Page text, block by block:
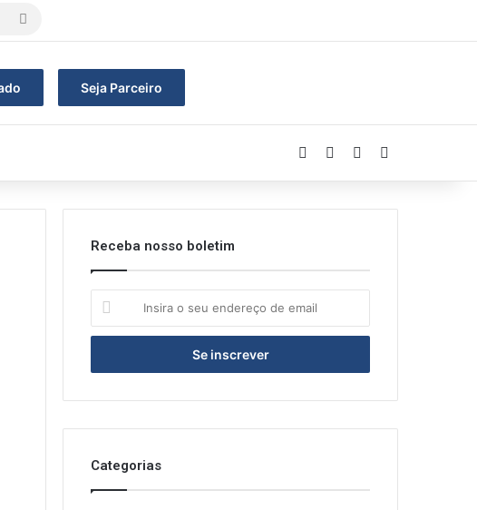
Seja Parceiro
FacebookLinkedinYouTube
Receba nosso boletim
seu
de
Categorias